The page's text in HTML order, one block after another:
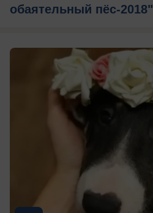
обаятельный пёс-2018"